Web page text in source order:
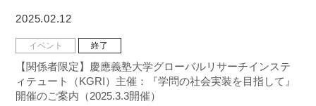
2025.02.12
イベント 終了
【関係者限定】慶應義塾大学グローバルリサーチインステ
ィテュート（KGRI）主催：『学問の社会実装を目指して』
開催のご案内（2025.3.3開催）